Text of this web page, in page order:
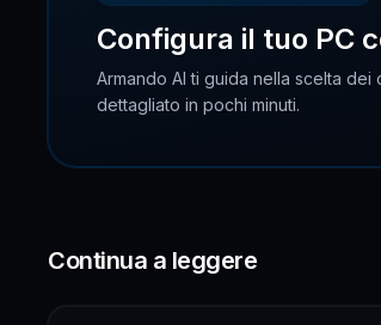
Configura il tuo PC
Armando AI ti guida nella scelta
dettagliato in pochi minuti.
Continua a leggere